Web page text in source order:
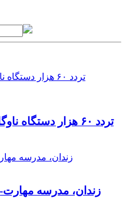
تردد ۶۰ هزار
زندان، مدرسه مهارت-